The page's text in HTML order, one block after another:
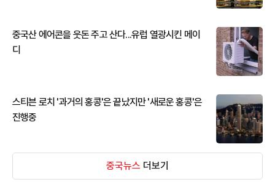
중국산 에어콘을 웃돈 주고 산다...유럽 열광시킨 메이
디
스티븐 로치 '과거의 홍콩'은 끝났지만 '새로운 홍콩'은
진행중
중국뉴스 더보기